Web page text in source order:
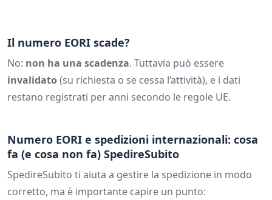
Il numero EORI scade?
No: non ha una scadenza. Tuttavia può essere
invalidato(su richiesta o se cessa l’attività), e i dati
restano registrati per anni secondo le regole UE.
Numero EORI e spedizioni internazionali: cosa
fa (e cosa non fa) SpedireSubito
SpedireSubito ti aiuta a gestire la spedizione in modo
corretto, ma è importante capire un punto: